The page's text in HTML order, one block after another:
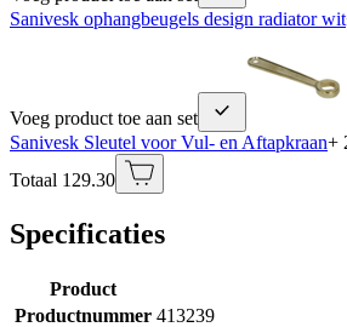
Sanivesk ophangbeugels design radiator wit
Voeg product toe aan set
Sanivesk Sleutel voor Vul- en Aftapkraan+
Totaal 129.30
Specificaties
Product
Productnummer 413239